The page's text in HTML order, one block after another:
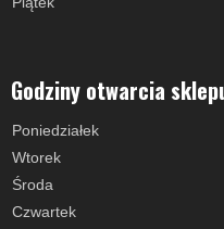
Godziny otwarcia
Poniedziałek
Wtorek
Środa
Czwartek